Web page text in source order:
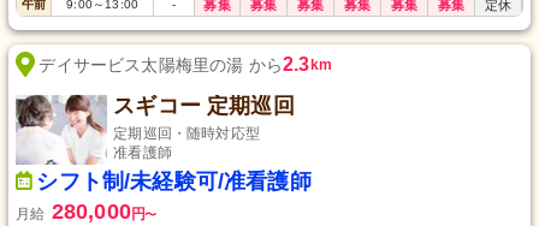
午前
9:00～13:00 - 募集 募集 募集 募集 募集 募集 定休
デイサービス太陽梅里の湯 から2.3km
スギコー 定期巡回
定期巡回・随時対応型
准看護師
シフト制/未経験可/准看護師
月給 280,000円〜